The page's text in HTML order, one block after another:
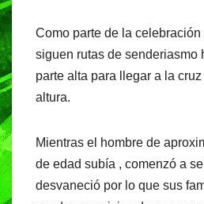
o
k
p
Como parte de la
siguen rutas de senderiasmo
parte alta para llegar a la
altura.
Mientras el hombre de
de edad subía , comenzó a
desvaneció por lo que sus